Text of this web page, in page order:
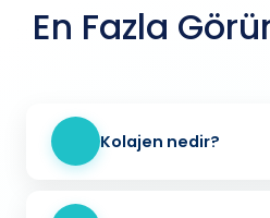
En Fazla
Kolajen nedir?